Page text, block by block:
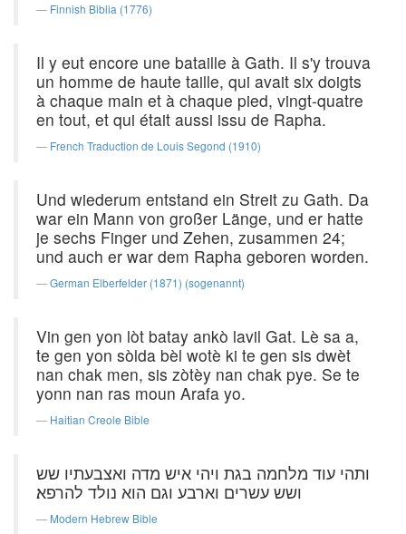
Finnish Biblia (1776)
Il y eut encore une bataille à Gath. Il s'y trouva
un homme de haute taille, qui avait six doigts
à chaque main et à chaque pied, vingt-quatre
en tout, et qui était aussi issu de Rapha.
French Traduction de Louis Segond (1910)
Und wiederum entstand ein Streit zu Gath. Da
war ein Mann von großer Länge, und er hatte
je sechs Finger und Zehen, zusammen 24;
und auch er war dem Rapha geboren worden.
German Elberfelder (1871) (sogenannt)
Vin gen yon lòt batay ankò lavil Gat. Lè sa a,
te gen yon sòlda bèl wotè ki te gen sis dwèt
nan chak men, sis zòtèy nan chak pye. Se te
yonn nan ras moun Arafa yo.
Haitian Creole Bible
ותהי עוד מלחמה בגת ויהי איש מדה ואצבעתיו שש
ושש עשרים וארבע וגם הוא נולד להרפא׃
Modern Hebrew Bible